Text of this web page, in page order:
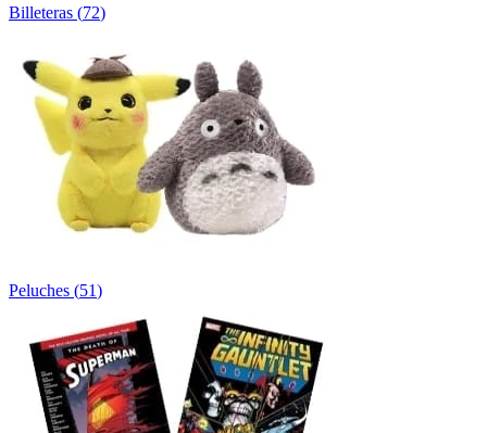
Billeteras (72)
Peluches (51)